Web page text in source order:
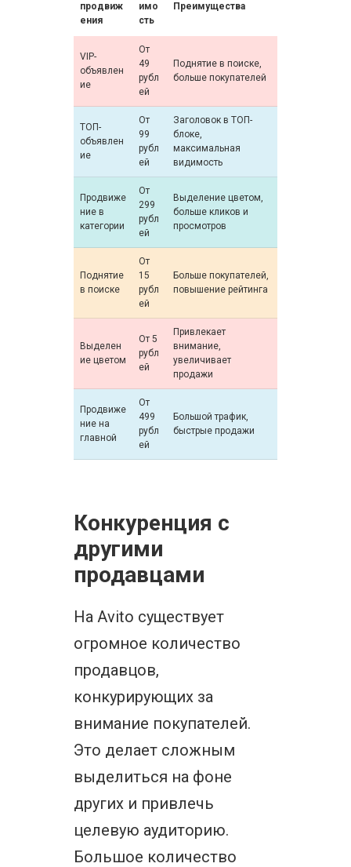
продвиж
ения
имо
сть
Преимущества
VIP-
объявлен
ие
От
49
рубл
ей
Поднятие в поиске,
больше покупателей
ТОП-
объявлен
ие
От
99
рубл
ей
Заголовок в ТОП-
блоке,
максимальная
видимость
Продвиже
ние в
категории
От
299
рубл
ей
Выделение цветом,
больше кликов и
просмотров
Поднятие
в поиске
От
15
рубл
ей
Больше покупателей,
повышение рейтинга
Выделен
ие цветом
От 5
рубл
ей
Привлекает
внимание,
увеличивает
продажи
Продвиже
ние на
главной
От
499
рубл
ей
Большой трафик,
быстрые продажи
Конкуренция с
другими
продавцами
На Avito существует
огромное количество
продавцов,
конкурирующих за
внимание покупателей.
Это делает сложным
выделиться на фоне
других и привлечь
целевую аудиторию.
Большое количество